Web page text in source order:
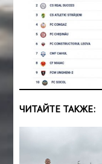
ЧИТАЙТЕ ТАКЖЕ: